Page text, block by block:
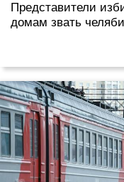
Представители
домам звать